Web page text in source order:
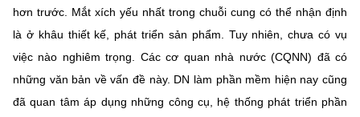
hơn trước. Mắt xích yếu nhất trong chuỗi cung có thể nhận định
là ở khâu thiết kế, phát triển sản phẩm. Tuy nhiên, chưa có vụ
việc nào nghiêm trọng. Các cơ quan nhà nước (CQNN) đã có
những văn bản về vấn đề này. DN làm phần mềm hiện nay cũng
đã quan tâm áp dụng những công cụ, hệ thống phát triển phần